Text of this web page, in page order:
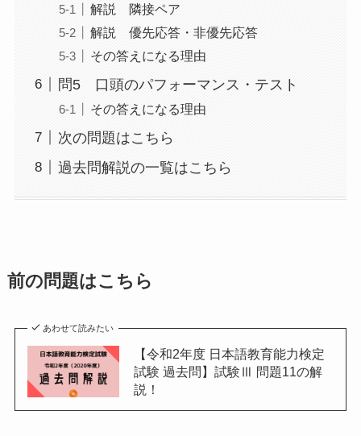
解説 隣接ペア
解説 優先応答・非優先応答
その答えになる理由
問5 口頭のパフォーマンス・テスト
その答えになる理由
次の問題はこちら
過去問解説の一覧はこちら
前の問題はこちら
あわせて読みたい
【令和2年度 日本語教育能力検定
試験 過去問】試験Ⅲ 問題11の解
説！